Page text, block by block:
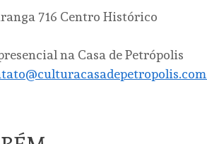
716 Centro Histórico
na Casa de Petrópolis